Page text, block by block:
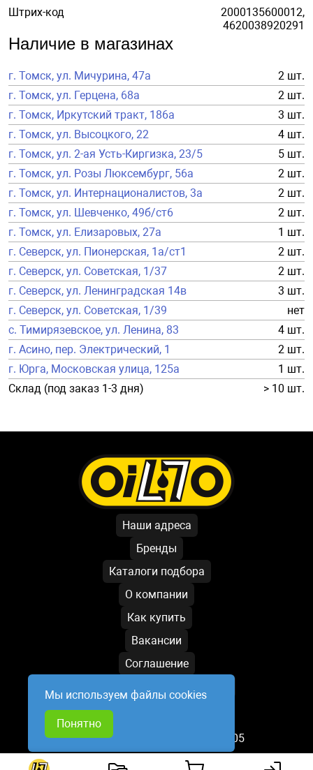
Штрих-код
2000135600012,
4620038920291
Наличие в магазинах
г. Томск, ул. Мичурина, 47а
2 шт.
г. Томск, ул. Герцена, 68а
2 шт.
г. Томск, Иркутский тракт, 186а
3 шт.
г. Томск, ул. Высоцкого, 22
4 шт.
г. Томск, ул. 2-ая Усть-Киргизка, 23/5
5 шт.
г. Томск, ул. Розы Люксембург, 56а
2 шт.
г. Томск, ул. Интернационалистов, 3а
2 шт.
г. Томск, ул. Шевченко, 49б/ст6
2 шт.
г. Томск, ул. Елизаровых, 27а
1 шт.
г. Северск, ул. Пионерская, 1а/ст1
2 шт.
г. Северск, ул. Советская, 1/37
2 шт.
г. Северск, ул. Ленинградская 14в
3 шт.
г. Северск, ул. Советская, 1/39
нет
с. Тимирязевское, ул. Ленина, 83
4 шт.
г. Асино, пер. Электрический, 1
2 шт.
г. Юрга, Московская улица, 125а
1 шт.
Склад (под заказ 1-3 дня)
> 10 шт.
Наши адреса
Бренды
Каталоги подбора
О компании
Как купить
Вакансии
Соглашение
Условия обработки данных
Написать директору
База обновлена: 09.08.2026 19:05
Мы используем файлы cookies
Понятно